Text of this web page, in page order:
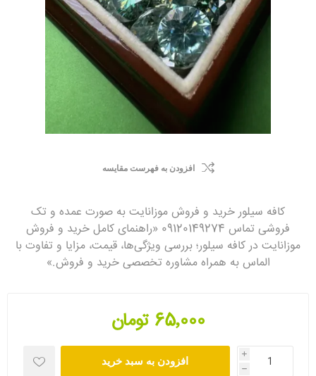
افزودن به فهرست مقایسه
کافه سیلور خرید و فروش موزانایت به صورت عمده و تک
فروشی تماس 09120149274 «راهنمای کامل خرید و فروش
موزانایت در کافه سیلور؛ بررسی ویژگی‌ها، قیمت، مزایا و تفاوت با
الماس به همراه مشاوره تخصصی خرید و فروش.»
65٬000 تومان
i
h
افزودن به سبد خرید